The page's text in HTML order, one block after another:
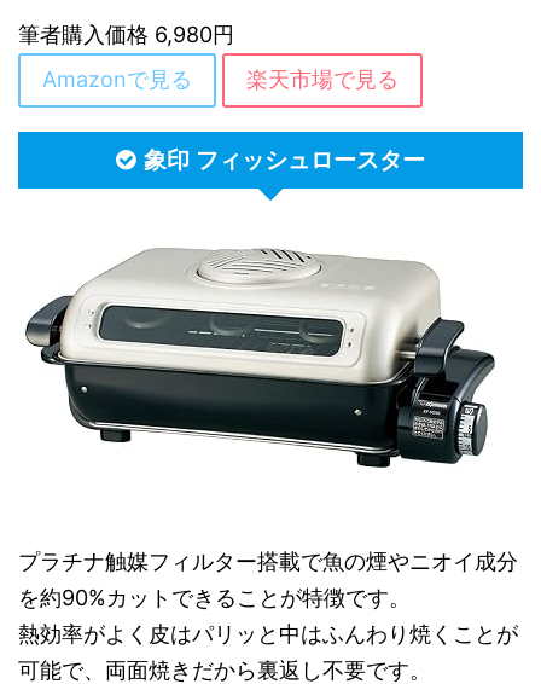
筆者購入価格 6,980円
Amazonで見る
楽天市場で見る
象印 フィッシュロースター
プラチナ触媒フィルター搭載で魚の煙やニオイ成分
を約90%カットできることが特徴です。
熱効率がよく皮はパリッと中はふんわり焼くことが
可能で、両面焼きだから裏返し不要です。